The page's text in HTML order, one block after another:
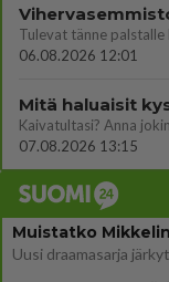
06.08.2026 12:01
Mitä haluaisit
Kaivatultasi? Anna
07.08.2026 13:15
Muistatko